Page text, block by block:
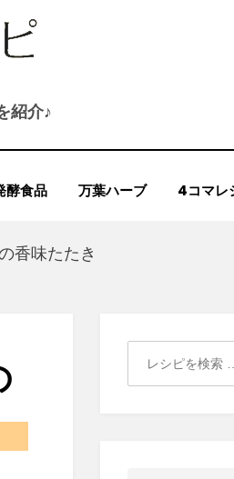
紹介♪
酵食品 万葉ハーブ 4コマレ
香味たたき